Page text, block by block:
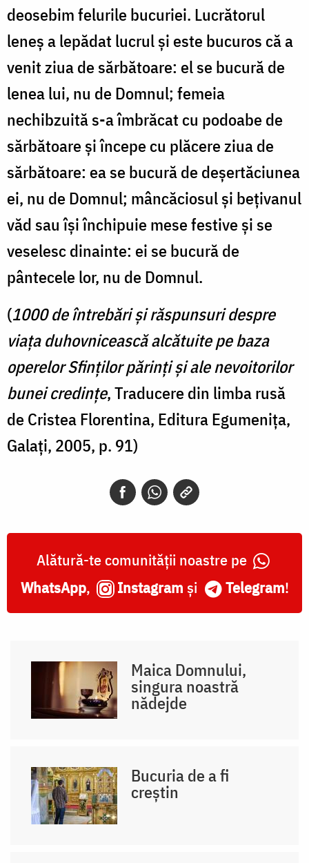
deosebim felurile bucuriei. Lucrătorul
leneş a lepădat lucrul şi este bucuros că a
venit ziua de sărbătoare: el se bucură de
lenea lui, nu de Domnul; femeia
nechibzuită s-a îmbrăcat cu podoabe de
sărbătoare şi începe cu plăcere ziua de
sărbătoare: ea se bucură de deşertăciunea
ei, nu de Domnul; mâncăciosul şi beţivanul
văd sau îşi închipuie mese festive şi se
veselesc dinainte: ei se bucură de
pântecele lor, nu de Domnul.
(1000 de întrebări şi răspunsuri despre
viaţa duhovnicească alcătuite pe baza
operelor Sfinţilor părinţi şi ale nevoitorilor
bunei credinţe, Traducere din limba rusă
de Cristea Florentina, Editura Egumeniţa,
Galaţi, 2005, p. 91)
Alătură-te comunității noastre pe
WhatsApp, Instagram și Telegram!
Maica Domnului,
singura noastră
nădejde
Bucuria de a fi
creștin